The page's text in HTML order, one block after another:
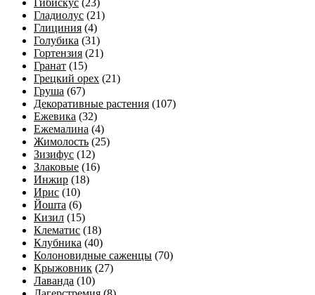
Гибискус (23)
Гладиолус (21)
Глициния (4)
Голубика (31)
Гортензия (21)
Гранат (15)
Грецкий орех (21)
Груша (67)
Декоративные растения (107)
Ежевика (32)
Ежемалина (4)
Жимолость (25)
Зизифус (12)
Злаковые (16)
Инжир (18)
Ирис (10)
Йошта (6)
Кизил (15)
Клематис (18)
Клубника (40)
Колоновидные саженцы (70)
Крыжовник (27)
Лаванда (10)